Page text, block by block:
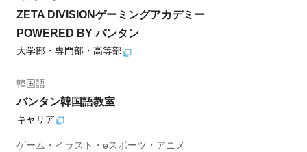
ZETA DIVISIONゲーミングアカデミー
POWERED BY バンタン
大学部・専門部・高等部
韓国語
バンタン韓国語教室
キャリア
ゲーム・イラスト・eスポーツ・アニメ